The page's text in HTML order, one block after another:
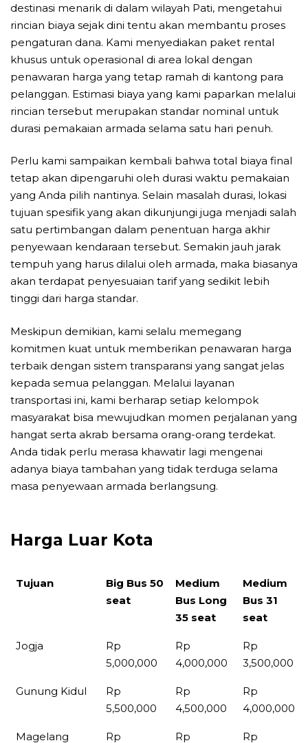
destinasi menarik di dalam wilayah Pati, mengetahui
rincian biaya sejak dini tentu akan membantu proses
pengaturan dana. Kami menyediakan paket rental
khusus untuk operasional di area lokal dengan
penawaran harga yang tetap ramah di kantong para
pelanggan. Estimasi biaya yang kami paparkan melalui
rincian tersebut merupakan standar nominal untuk
durasi pemakaian armada selama satu hari penuh.
Perlu kami sampaikan kembali bahwa total biaya final
tetap akan dipengaruhi oleh durasi waktu pemakaian
yang Anda pilih nantinya. Selain masalah durasi, lokasi
tujuan spesifik yang akan dikunjungi juga menjadi salah
satu pertimbangan dalam penentuan harga akhir
penyewaan kendaraan tersebut. Semakin jauh jarak
tempuh yang harus dilalui oleh armada, maka biasanya
akan terdapat penyesuaian tarif yang sedikit lebih
tinggi dari harga standar.
Meskipun demikian, kami selalu memegang
komitmen kuat untuk memberikan penawaran harga
terbaik dengan sistem transparansi yang sangat jelas
kepada semua pelanggan. Melalui layanan
transportasi ini, kami berharap setiap kelompok
masyarakat bisa mewujudkan momen perjalanan yang
hangat serta akrab bersama orang-orang terdekat.
Anda tidak perlu merasa khawatir lagi mengenai
adanya biaya tambahan yang tidak terduga selama
masa penyewaan armada berlangsung.
Harga Luar Kota
Tujuan
Big Bus 50
seat
Medium
Bus Long
35 seat
Medium
Bus 31
seat
Tujuan
Big Bus 50
seat
Medium
Bus Long
Medium
Bus 31
Jogja
Rp
5,000,000
Rp
4,000,000
Rp
3,500,000
Gunung Kidul
Rp
5,500,000
Rp
4,500,000
Rp
4,000,000
Magelang Rp Rp Rp